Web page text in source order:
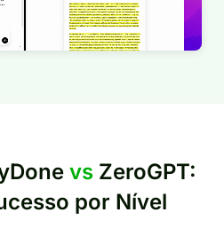
vsZeroGPT:
por Nível